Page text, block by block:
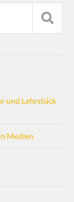
und Lehrstück
Medien